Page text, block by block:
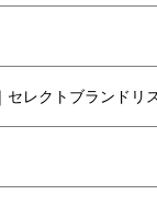
レクトブランドリ